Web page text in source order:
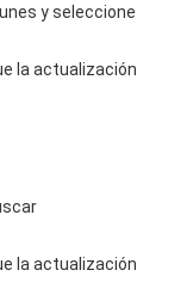
y seleccione
la actualización
la actualización